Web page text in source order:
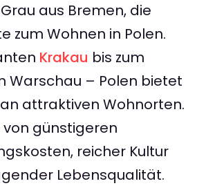
aus Bremen, die
zum Wohnen in Polen.
Krakau bis zum
Warschau – Polen bietet
attraktiven Wohnorten.
günstigeren
reicher Kultur
Lebensqualität.